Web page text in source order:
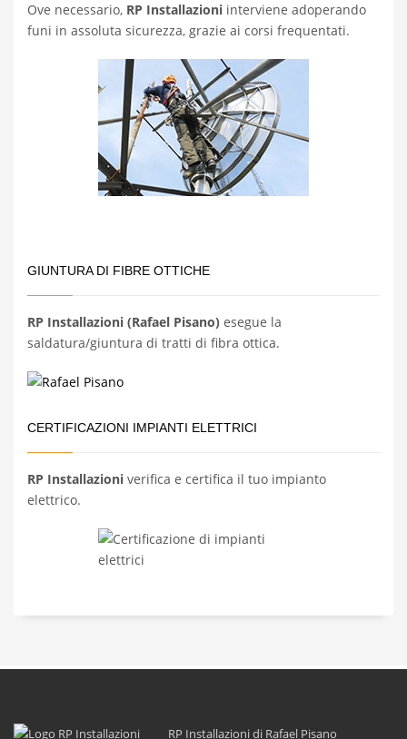
Ove necessario, RP Installazioni interviene adoperando
funi in assoluta sicurezza, grazie ai corsi frequentati.
GIUNTURA DI FIBRE OTTICHE
RP Installazioni (Rafael Pisano) esegue la
saldatura/giuntura di tratti di fibra ottica.
CERTIFICAZIONI IMPIANTI ELETTRICI
RP Installazioni verifica e certifica il tuo impianto
elettrico.
RP Installazioni di Rafael Pisano